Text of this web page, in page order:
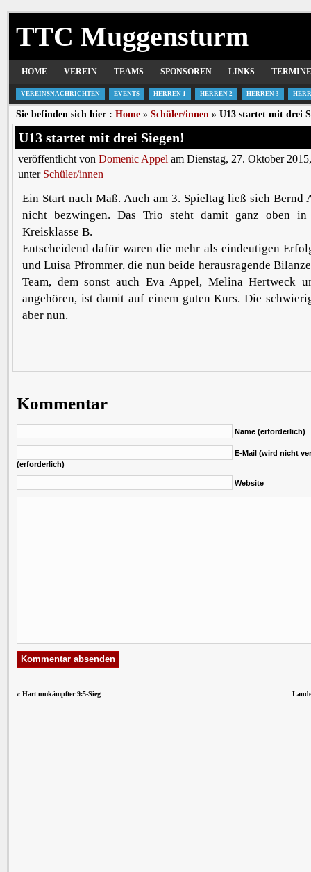
TTC Muggensturm
HOME VEREIN TEAMS SPONSOREN LINKS TERMINE
VEREINSNACHRICHTEN EVENTS HERREN 1 HERREN 2 HERREN 3
Sie befinden sich hier : Home » Schüler/innen » U13 startet mit drei
U13 startet mit drei Siegen!
veröffentlicht von Domenic Appel am Dienstag, 27. Oktober
unter Schüler/innen
Ein Start nach Maß. Auch am 3. Spieltag ließ sich Bernd
nicht bezwingen. Das Trio steht damit ganz oben
Kreisklasse B.
Entscheidend dafür waren die mehr als eindeutigen
und Luisa Pfrommer, die nun beide herausragende
Team, dem sonst auch Eva Appel, Melina Hertweck
angehören, ist damit auf einem guten Kurs. Die
aber nun.
Kommentar
Name (erforderlich)
E-Mail (wird nicht
(erforderlich)
Website
« Hart umkämpfter 9:5-Sieg